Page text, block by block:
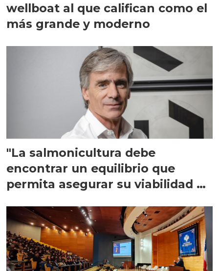
wellboat al que califican como el
más grande y moderno
"La salmonicultura debe
encontrar un equilibrio que
permita asegurar su viabilidad de